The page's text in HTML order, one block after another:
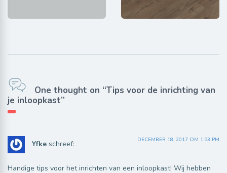
One thought on “Tips voor de inrichting van
je inloopkast”
Yfke schreef: DECEMBER 18, 2017 OM 1:53 PM
Handige tips voor het inrichten van een inloopkast! Wij hebben